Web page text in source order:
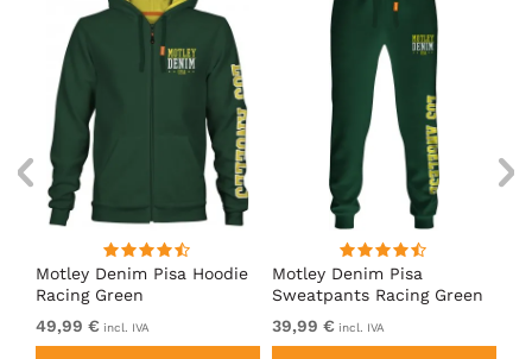
Motley Denim Pisa Hoodie
Racing Green
49,99 € incl. IVA
Motley Denim Pisa
Sweatpants Racing Green
39,99 € incl. IVA